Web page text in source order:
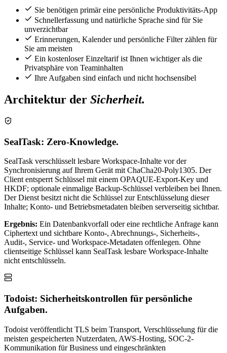
Sie benötigen primär eine persönliche Produktivitäts-App
Schnellerfassung und natürliche Sprache sind für Sie
unverzichtbar
Erinnerungen, Kalender und persönliche Filter zählen für
Sie am meisten
Ein kostenloser Einzeltarif ist Ihnen wichtiger als die
Privatsphäre von Teaminhalten
Ihre Aufgaben sind einfach und nicht hochsensibel
Architektur der Sicherheit.
SealTask: Zero-Knowledge.
SealTask verschlüsselt lesbare Workspace-Inhalte vor der
Synchronisierung auf Ihrem Gerät mit ChaCha20-Poly1305. Der
Client entsperrt Schlüssel mit einem OPAQUE-Export-Key und
HKDF; optionale einmalige Backup-Schlüssel verbleiben bei Ihnen.
Der Dienst besitzt nicht die Schlüssel zur Entschlüsselung dieser
Inhalte; Konto- und Betriebsmetadaten bleiben serverseitig sichtbar.
Ergebnis: Ein Datenbankvorfall oder eine rechtliche Anfrage kann
Ciphertext und sichtbare Konto-, Abrechnungs-, Sicherheits-,
Audit-, Service- und Workspace-Metadaten offenlegen. Ohne
clientseitige Schlüssel kann SealTask lesbare Workspace-Inhalte
nicht entschlüsseln.
Todoist: Sicherheitskontrollen für persönliche
Aufgaben.
Todoist veröffentlicht TLS beim Transport, Verschlüsselung für die
meisten gespeicherten Nutzerdaten, AWS-Hosting, SOC-2-
Kommunikation für Business und eingeschränkten